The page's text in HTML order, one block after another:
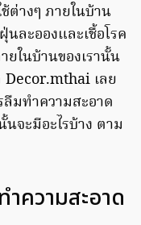
ต่างๆ ภายในบ้าน
ละอองและเชื้อโรค
ยในบ้านของเรานั้น
เลย
ลืมทำความสะอาด
จะมีอะไรบ้าง ตาม
ความสะอาด